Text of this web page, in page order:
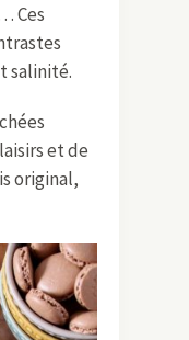
Ces
salinité.
et de
original,